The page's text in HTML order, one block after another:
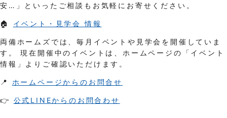
安…」といったご相談もお気軽にお寄せください。
🏠 イベント・見学会 情報
両備ホームズでは、毎月イベントや見学会を開催していま
す。 現在開催中のイベントは、ホームページの「イベント
情報」よりご確認いただけます。
📍 ホームページからのお問合せ
👉 公式LINEからのお問合わせ